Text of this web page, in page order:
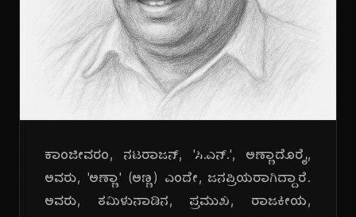
ಕಾಂಜೀವರಂ, ನಟರಾಜನ್, 'ಸಿ.ಎನ್.', ಅಣ್ಣಾದೊರೈ,
ಅವರು, 'ಅಣ್ಣಾ' (ಅಣ್ಣ) ಎಂದೇ, ಜನಪ್ರಿಯರಾಗಿದ್ದಾರೆ.
ಅವರು, ತಮಿಳುನಾಡಿನ, ಪ್ರಮುಖ, ರಾಜಕೀಯ,